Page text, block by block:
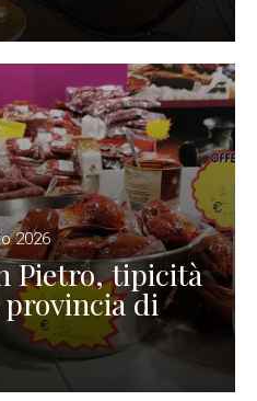
2026
Pietro, tipicità
di